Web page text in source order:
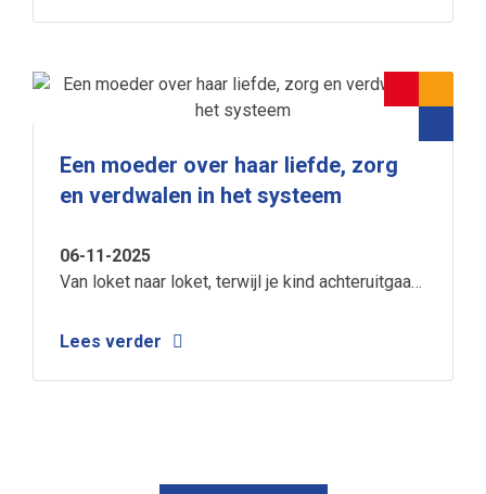
Een moeder over haar liefde, zorg
en verdwalen in het systeem
06-11-2025
Van loket naar loket, terwijl je kind achteruitgaat.
zorg, hun liefde voor Wim en de grenzen van
Lees verder